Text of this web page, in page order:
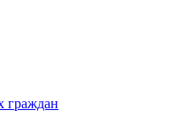
граждан